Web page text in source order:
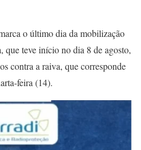
o último dia da mobilização
que teve início no dia 8 de agosto,
contra a raiva, que corresponde
feira (14).